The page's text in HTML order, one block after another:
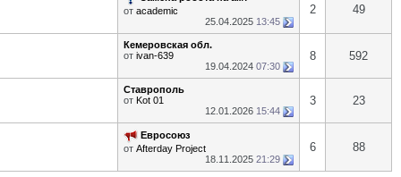
от academic
25.04.2025 13:45
2 49
Кемеровская обл.
от ivan-639
19.04.2024 07:30
8 592
Ставрополь
от Kot 01
12.01.2026 15:44
3 23
Евросоюз
от Afterday Project
18.11.2025 21:29
6 88